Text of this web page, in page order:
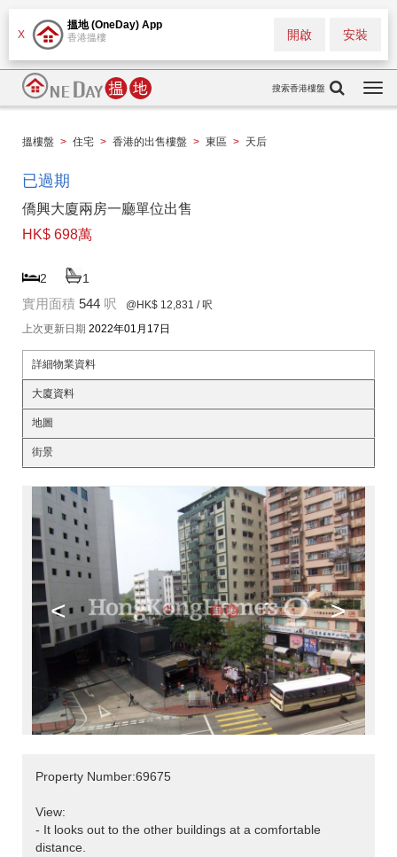
X
搵地 (OneDay) App
香港搵樓 安裝
開啟
搜索香港樓盤
搵樓盤 > 住宅 > 香港的出售樓盤 > 東區 > 天后
已過期
僑興大廈兩房一廳單位出售
HK$ 698萬
2 1
實用面積 544 呎 @HK$ 12,831 / 呎
上次更新日期 2022年01月17日
詳細物業資料
大廈資料
地圖
街景
< >
Property Number:69675
View:
- It looks out to the other buildings at a comfortable
distance.